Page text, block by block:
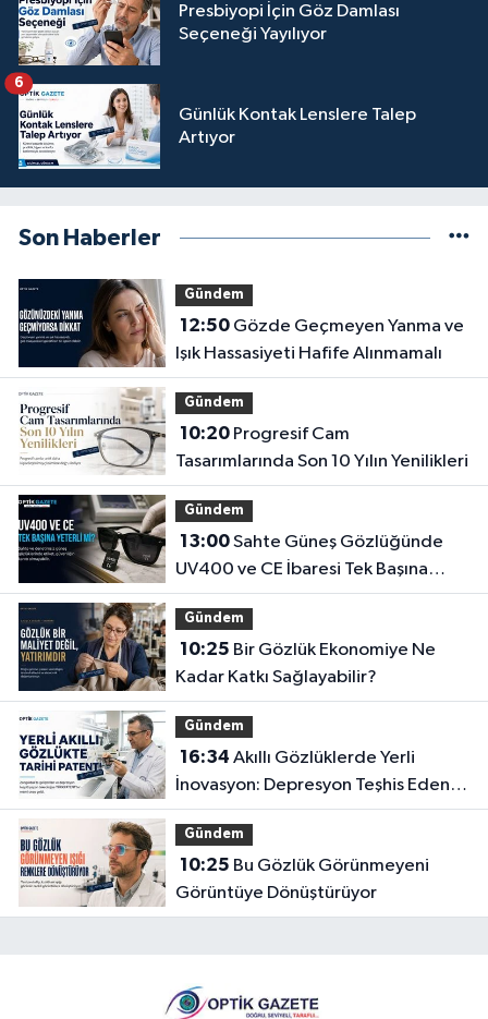
Presbiyopi İçin Göz Damlası
Seçeneği Yayılıyor
Günlük Kontak Lenslere Talep
Artıyor
6
Son Haberler
Gündem
12:50Gözde Geçmeyen Yanma ve
Işık Hassasiyeti Hafife Alınmamalı
Gündem
10:20Progresif Cam
Tasarımlarında Son 10 Yılın Yenilikleri
Gündem
13:00Sahte Güneş Gözlüğünde
UV400 ve CE İbaresi Tek Başına
Yeterli mi?
Gündem
10:25
Kadar Katkı Sağlayabilir?
Gündem
16:34
İnovasyon: Depresyon Teşhis Eden
Gözlüğe Türkpatent Onayı
Gündem
10:25
Görüntüye Dönüştürüyor